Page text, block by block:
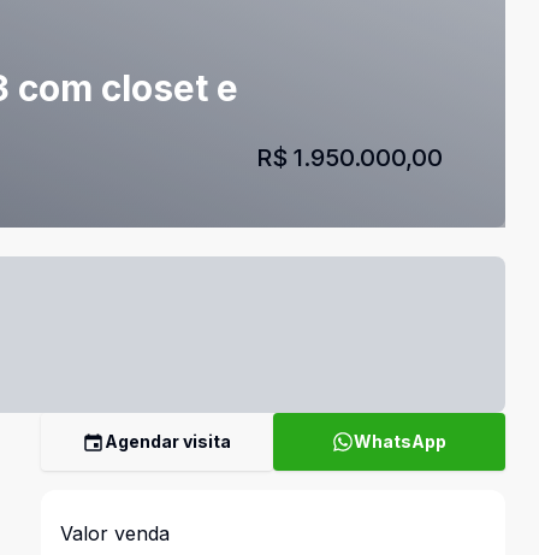
com closet e
R$ 1.950.000,00
Agendar visita WhatsApp
Valor venda